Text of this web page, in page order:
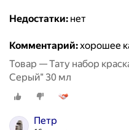
Недостатки: нет
Комментарий:хорошее
Товар — Тату набор
Серый" 30 мл
Петр